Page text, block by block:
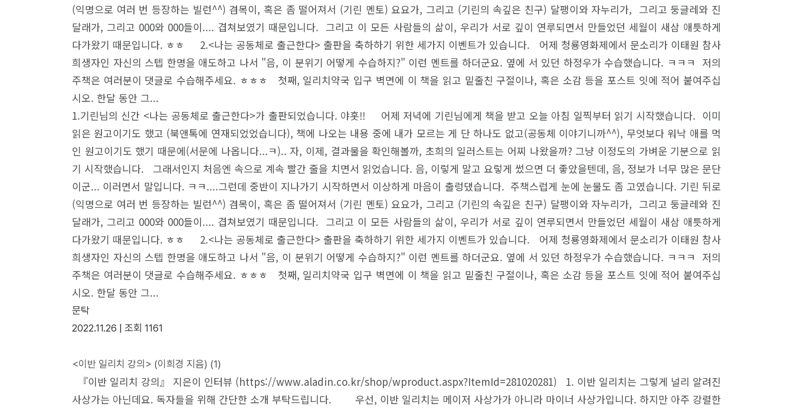
(익명으로 여러 번 등장하는 빌런^^) 겸목이, 혹은 좀 떨어져서 (기린 멘토) 요요가, 그리고 (기린의 속깊은 친구) 달팽이와 자누리가, 그리고 둥글레와 진
달래가, 그리고 000와 000들이.... 겹쳐보였기 때문입니다. 그리고 이 모든 사람들의 삶이, 우리가 서로 깊이 연루되면서 만들었던 세월이 새삼 애틋하게
다가왔기 때문입니다. ㅎㅎ 2.<나는 공동체로 출근한다> 출판을 축하하기 위한 세가지 이벤트가 있습니다. 어제 청룡영화제에서 문소리가 이태원 참사
희생자인 자신의 스텝 한명을 애도하고 나서 "음, 이 분위기 어떻게 수습하지?" 이런 멘트를 하더군요. 옆에 서 있던 하정우가 수습했습니다. ㅋㅋㅋ 저의
주책은 여러분이 댓글로 수습해주세요. ㅎㅎㅎ 첫째, 일리치약국 입구 벽면에 이 책을 읽고 밑줄친 구절이나, 혹은 소감 등을 포스트 잇에 적어 붙여주십
시오. 한달 동안 그...
1.기린님의 신간 <나는 공동체로 출근한다>가 출판되었습니다. 야홋!! 어제 저녁에 기린님에게 책을 받고 오늘 아침 일찍부터 읽기 시작했습니다. 이미
읽은 원고이기도 했고 (북앤톡에 연재되었었습니다), 책에 나오는 내용 중에 내가 모르는 게 단 하나도 없고(공동체 이야기니까^^), 무엇보다 워낙 애를 먹
인 원고이기도 했기 때문에(서문에 나옵니다...ㅋ).. 자, 이제, 결과물을 확인해볼까, 초희의 일러스트는 어찌 나왔을까? 그냥 이정도의 가벼운 기분으로 읽
기 시작했습니다. 그래서인지 처음엔 속으로 계속 빨간 줄을 치면서 읽었습니다. 음, 이렇게 말고 요렇게 썼으면 더 좋았을텐데, 음, 정보가 너무 많은 문단
이군... 이러면서 말입니다. ㅋㅋ....그런데 중반이 지나가기 시작하면서 이상하게 마음이 출렁댔습니다. 주책스럽게 눈에 눈물도 좀 고였습니다. 기린 뒤로
(익명으로 여러 번 등장하는 빌런^^) 겸목이, 혹은 좀 떨어져서 (기린 멘토) 요요가, 그리고 (기린의 속깊은 친구) 달팽이와 자누리가, 그리고 둥글레와 진
달래가, 그리고 000와 000들이.... 겹쳐보였기 때문입니다. 그리고 이 모든 사람들의 삶이, 우리가 서로 깊이 연루되면서 만들었던 세월이 새삼 애틋하게
다가왔기 때문입니다. ㅎㅎ 2.<나는 공동체로 출근한다> 출판을 축하하기 위한 세가지 이벤트가 있습니다. 어제 청룡영화제에서 문소리가 이태원 참사
희생자인 자신의 스텝 한명을 애도하고 나서 "음, 이 분위기 어떻게 수습하지?" 이런 멘트를 하더군요. 옆에 서 있던 하정우가 수습했습니다. ㅋㅋㅋ 저의
주책은 여러분이 댓글로 수습해주세요. ㅎㅎㅎ 첫째, 일리치약국 입구 벽면에 이 책을 읽고 밑줄친 구절이나, 혹은 소감 등을 포스트 잇에 적어 붙여주십
시오. 한달 동안 그...
문탁
2022.11.26 |
조회 1161
<이반 일리치 강의> (이희경 지음) (1)
『이반 일리치 강의』 지은이 인터뷰 (https://www.aladin.co.kr/shop/wproduct.aspx?ItemId=281020281) 1. 이반 일리치는 그렇게 널리 알려진
사상가는 아닌데요. 독자들을 위해 간단한 소개 부탁드립니다. 우선, 이반 일리치는 메이저 사상가가 아니라 마이너 사상가입니다. 하지만 아주 강렬한